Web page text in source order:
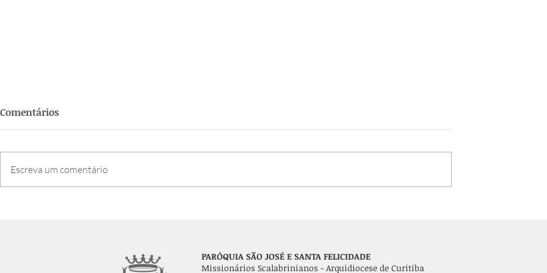
Comentários
Escreva um comentário
PARÓQUIA SÃO JOSÉ E SANTA FELICIDADE
Missionários Scalabrinianos - Arquidiocese de Curitiba